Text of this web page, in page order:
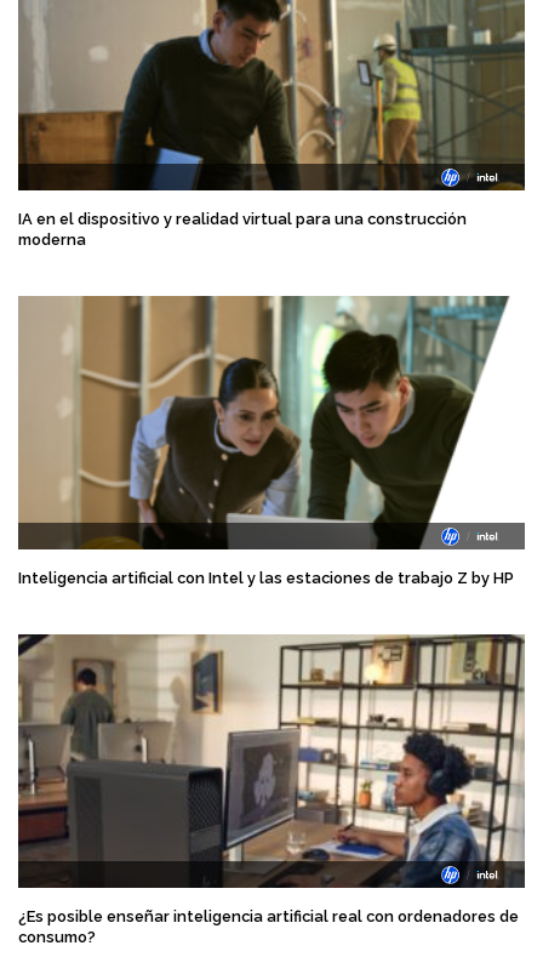
IA en el dispositivo y realidad virtual para una construcción
moderna
Inteligencia artificial con Intel y las estaciones de trabajo Z by HP
¿Es posible enseñar inteligencia artificial real con ordenadores de
consumo?